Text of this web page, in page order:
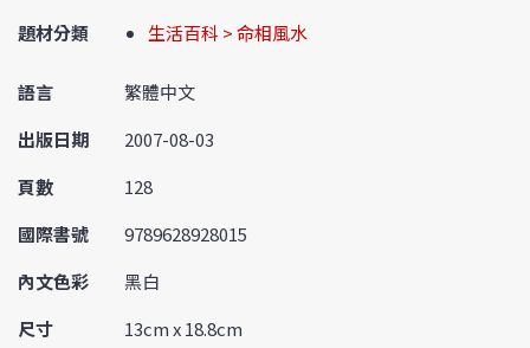
題材分類
生活百科 > 命相風水
語言
繁體中文
出版日期
2007-08-03
頁數
128
國際書號
9789628928015
內文色彩
黑白
尺寸
13cm x 18.8cm